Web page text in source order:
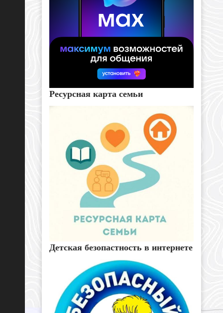
Ресурсная карта семьи
Детская безопастность в интернете